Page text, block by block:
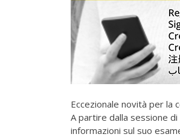
Eccezionale novità per la
A partire dalla sessione
informazioni sul suo